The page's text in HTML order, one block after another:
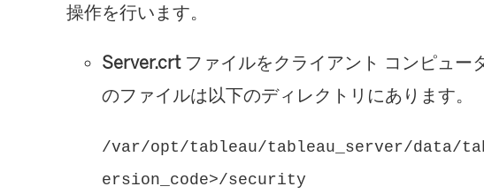
操作を行います。
Server.crtファイルをクライアント コンピュー
のファイルは以下のディレクトリにあります。
/var/opt/tableau/tableau_server/data/
ersion_code>/security